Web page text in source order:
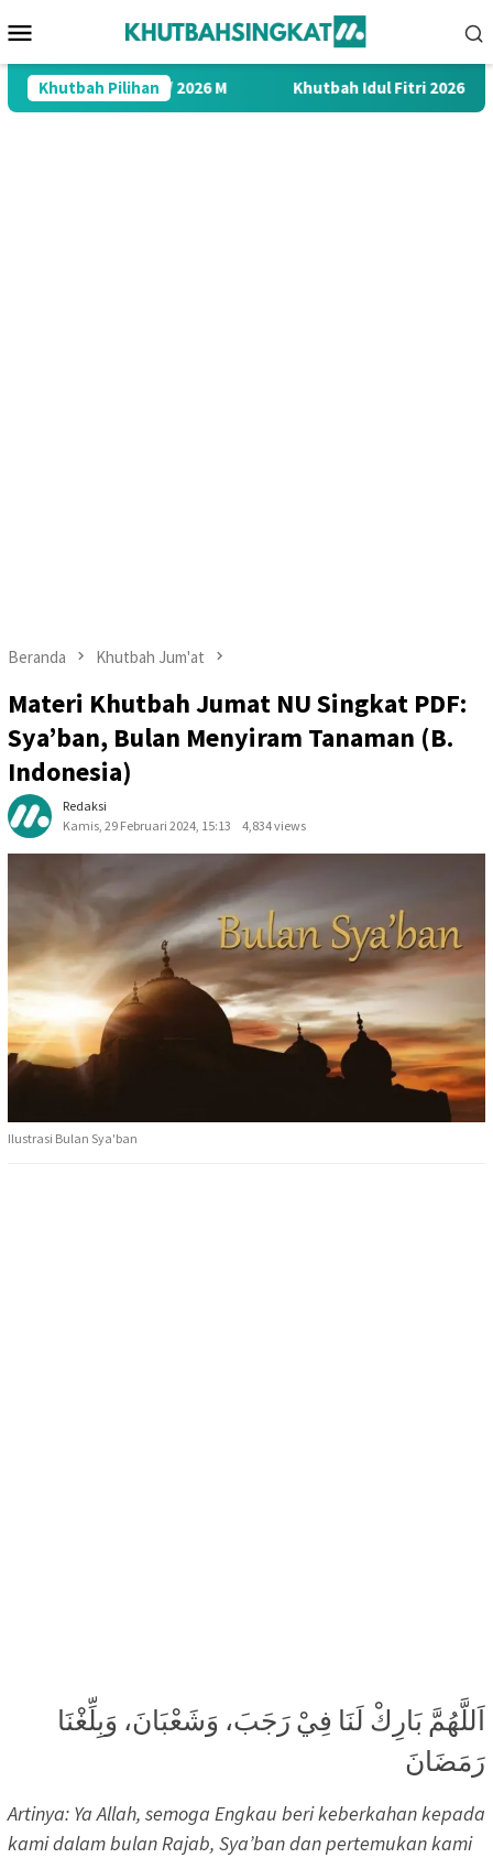
ke
Mobile
Khutbah Pilihan
H / 2026 M Khutbah Idul Fitri 2026 Menyentuh
Beranda Khutbah Jum'at
Materi Khutbah Jumat NU Singkat PDF:
Sya’ban, Bulan Menyiram Tanaman (B.
Indonesia)
Redaksi
Kamis, 29 Februari 2024, 15:13
4,834 views
Ilustrasi Bulan Sya'ban
رَمَضَانَ
Artinya: Ya Allah, semoga Engkau beri keberkahan kepada
kami dalam bulan Rajab, Sya’ban dan pertemukan kami